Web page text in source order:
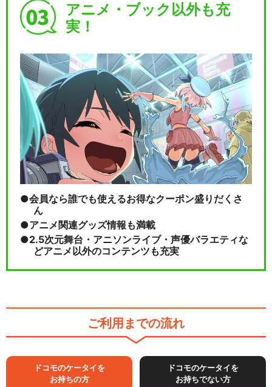
アニメ・ブック以外も充
実！
会員なら誰でも使えるお得なクーポン盛りだくさ
ん
アニメ関連グッズ情報も満載
2.5次元舞台・アニソンライブ・声優バラエティな
どアニメ以外のコンテンツも充実
ご利用までの流れ
ドコモのケータイを
お持ちの方
ドコモのケータイを
お持ちでない方